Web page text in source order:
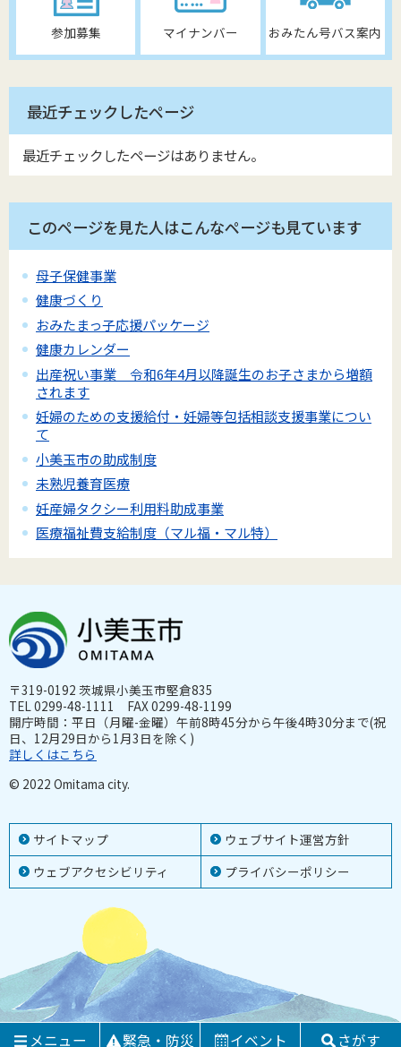
参加募集 マイナンバー おみたん号バス案内
最近チェックしたページ
最近チェックしたページはありません。
このページを見た人はこんなページも見ています
母子保健事業
健康づくり
おみたまっ子応援パッケージ
健康カレンダー
出産祝い事業 令和6年4月以降誕生のお子さまから増額
されます
妊婦のための支援給付・妊婦等包括相談支援事業につい
て
小美玉市の助成制度
未熟児養育医療
妊産婦タクシー利用料助成事業
医療福祉費支給制度（マル福・マル特）
サイトマップ
ウェブサイト運営方針
ウェブアクセシビリティ
プライバシーポリシー
〒319-0192 茨城県小美玉市堅倉835
TEL 0299-48-1111 FAX 0299-48-1199
開庁時間：平日（月曜-金曜）午前8時45分から午後4時30分まで(祝
日、12月29日から1月3日を除く)
詳しくはこちら
© 2022 Omitama city.
メニュー 緊急・防災 イベント さがす